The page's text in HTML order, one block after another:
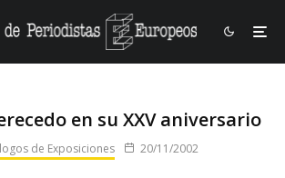
en su XXV aniversario
de Exposiciones 20/11/2002